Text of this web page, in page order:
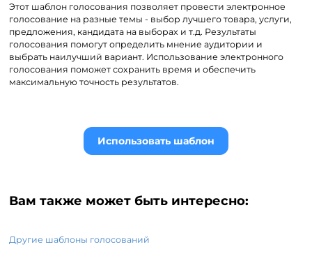
Этот шаблон голосования позволяет провести электронное
голосование на разные темы - выбор лучшего товара, услуги,
предложения, кандидата на выборах и т.д. Результаты
голосования помогут определить мнение аудитории и
выбрать наилучший вариант. Использование электронного
голосования поможет сохранить время и обеспечить
максимальную точность результатов.
Использовать шаблон
Вам также может быть интересно:
Другие шаблоны голосований